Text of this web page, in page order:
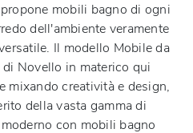
mobili bagno di ogni
dell'ambiente veramente
Il modello Mobile da
Novello in materico qui
mixando creatività e design,
della vasta gamma di
con mobili bagno